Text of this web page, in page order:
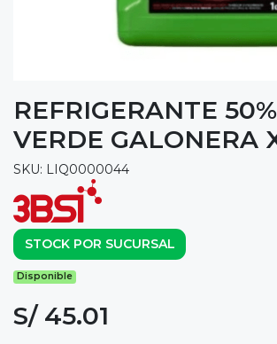
REFRIGERANTE
VERDE GALONERA
SKU: LIQ0000044
STOCK POR SUCURSAL
Disponible
S/ 45.01